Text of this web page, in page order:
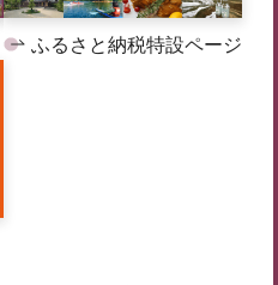
ふるさと納税特設ページ